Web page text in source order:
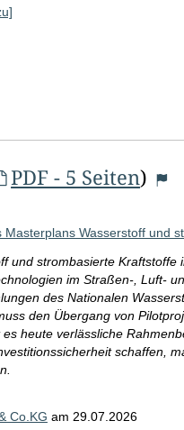
PDF - 5 Seiten)
Masterplans Wasserstoff und
und strombasierte
im Straßen-, Luft-
des Nationalen
den Übergang von
heute verlässliche
schaffen,
Co.KG am 29.07.2026